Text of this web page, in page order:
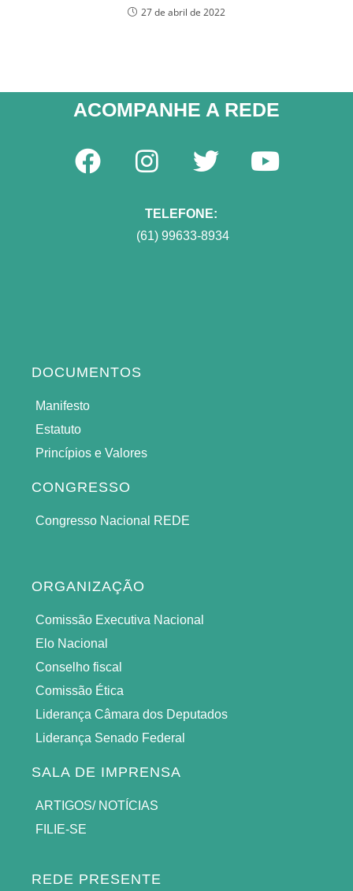
27 de abril de 2022
ACOMPANHE A REDE​
TELEFONE:
(61) 99633-8934
DOCUMENTOS
Manifesto
Estatuto
Princípios e Valores
CONGRESSO
Congresso Nacional REDE
ORGANIZAÇÃO
Comissão Executiva Nacional
Elo Nacional
Conselho fiscal
Comissão Ética
Liderança Câmara dos Deputados
Liderança Senado Federal
SALA DE IMPRENSA
ARTIGOS/ NOTÍCIAS
FILIE-SE
REDE PRESENTE